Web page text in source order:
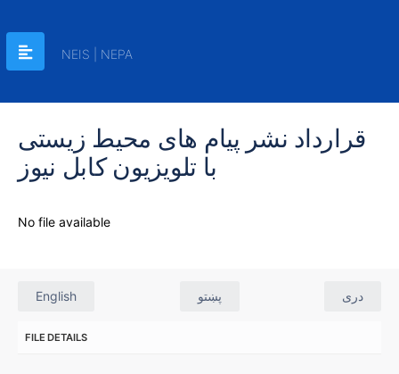
NEIS | NEPA
قرارداد نشر پیام های محیط زیستی
با تلویزیون کابل نیوز
No file available
English پښتو دری
FILE DETAILS